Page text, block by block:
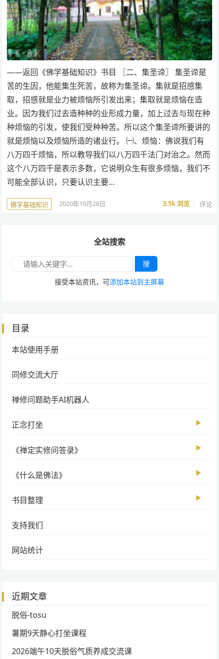
——返回《佛学基础知识》书目 〖二、集圣谛〗 集圣谛是
苦的生因，他能集生死苦，故称为集圣谛。集就是招感集
取，招感就是业力被烦恼所引发出来；集取就是烦恼在造
业。因为我们过去造种种的业形成力量，加上过去与现在种
种烦恼的引发，使我们受种种苦。所以这个集圣谛所要讲的
就是烦恼以及烦恼所造的诸业行。 ㈠、烦恼：佛说我们有
八万四千烦恼，所以教导我们以八万四千法门对治之。然而
这个八万四千是表示多数，它说明众生有很多烦恼，我们不
可能全部认识，只要认识主要…
佛学基础知识 2020年10月26日 3.5k浏览 评论
全站搜索
搜
接受本站资讯，可添加本站到主屏幕
目录
本站使用手册
同修交流大厅
禅修问题助手AI机器人
正念打坐 ▶
《禅定实修问答录》 ▶
《什么是佛法》 ▶
书目整理 ▶
支持我们
网站统计
近期文章
脱俗-tosu
暑期9天静心打坐课程
2026端午10天脱俗气质养成交流课